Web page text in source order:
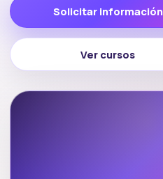
Solicitar información
Ver cursos